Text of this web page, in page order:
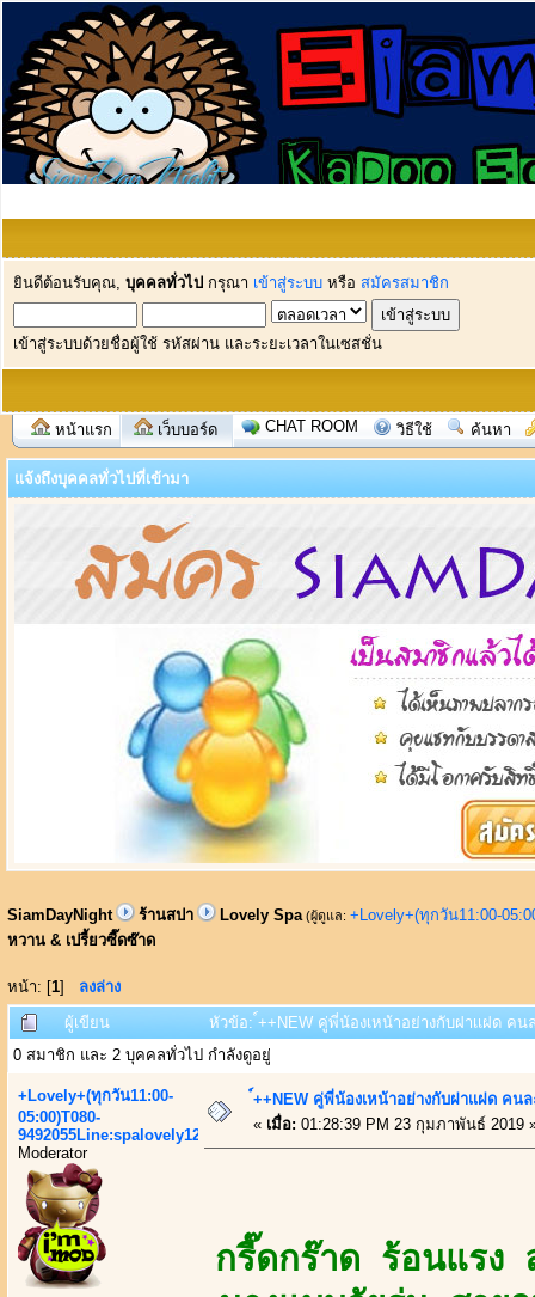
ยินดีต้อนรับคุณ, บุคคลทั่วไป กรุณา เข้าสู่ระบบ หรือ สมัครสมาชิก
เข้าสู่ระบบด้วยชื่อผู้ใช้ รหัสผ่าน และระยะเวลาในเซสชั่น
หน้าแรก เว็บบอร์ด CHAT ROOM วิธีใช้ ค้นหา
แจ้งถึงบุคคลทั่วไปที่เข้ามา
SiamDayNight ร้านสปา Lovely Spa (ผู้ดูแล: +Lovely+(ทุกวัน11:00-
หวาน & เปรี้ยวซี๊ดซ๊าด
หน้า: [1] ลงล่าง
ผู้เขียน
หัวข้อ: ์++NEW คู่พี่น้องเหน้าอย่างกับฝาเเฝด ค
0 สมาชิก และ 2 บุคคลทั่วไป กำลังดูอยู่
+Lovely+(ทุกวัน11:00-
05:00)T080-
9492055Line:spalovely123
Moderator
++NEW คู่พี่น้องเหน้าอย่างกับฝาเเฝด ค
« เมื่อ: 01:28:39 PM 23 กุมภาพันธ์ 2019
กรี๊ดกร๊าด ร้อนแรง